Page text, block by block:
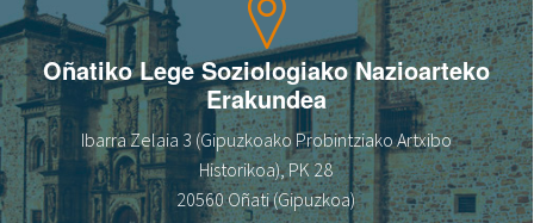
Oñatiko Lege Soziologiako Nazioarteko
Erakundea
Ibarra Zelaia 3 (Gipuzkoako Probintziako Artxibo
Historikoa), PK 28
20560 Oñati (Gipuzkoa)